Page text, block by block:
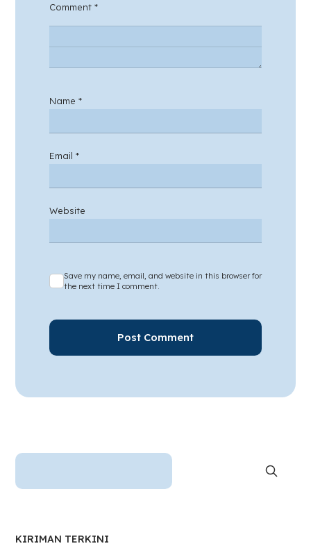
Comment *
Name *
Email *
Website
Save my name, email, and website in this browser for
the next time I comment.
KIRIMAN TERKINI